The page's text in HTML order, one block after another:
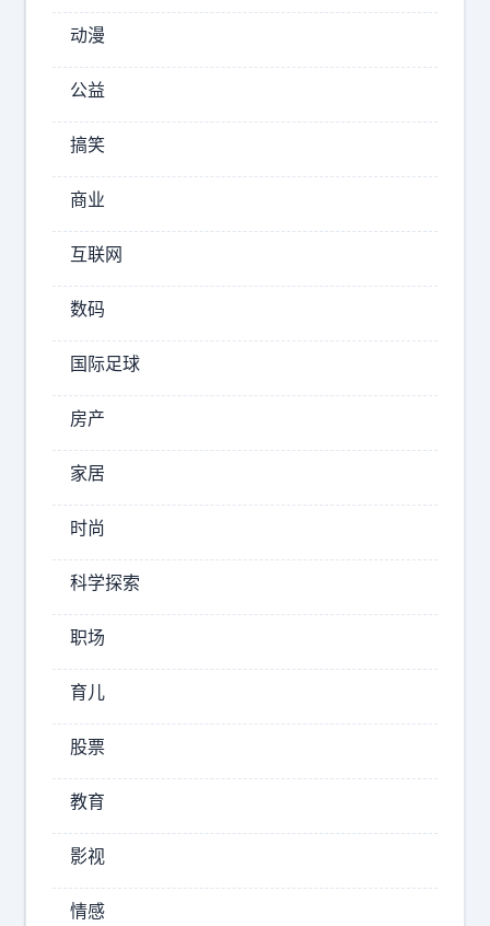
什
湖
不
08-
15:16
瑟
子
也
别
怪
这
天
翻
旧
账
，
要
是
签
：
湖
队
安
东
尼
·
戴
维
斯
动漫
公益
搞笑
商业
互联网
数码
国际足球
房产
家居
时尚
科学探索
职场
育儿
股票
教育
影视
情感